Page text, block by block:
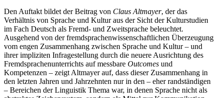
Den Auftakt bildet der Beitrag von Claus Altmayer, der das
Verhältnis von Sprache und Kultur aus der Sicht der Kulturstudien
im Fach Deutsch als Fremd- und Zweitsprache beleuchtet.
Ausgehend von der fremdsprachenwissenschaftlichen Überzeugung
vom engen Zusammenhang zwischen Sprache und Kultur – und
ihrer impliziten Infragestellung durch die neuere Ausrichtung des
Fremdsprachenunterrichts auf messbare Outcomes und
Kompetenzen – zeigt Altmayer auf, dass dieser Zusammenhang in
den letzten Jahren und Jahrzehnten nur in den – eher randständigen
– Bereichen der Linguistik Thema war, in denen Sprache nicht als